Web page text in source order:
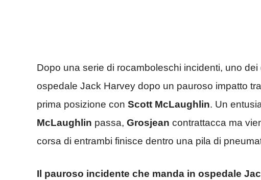
Dopo una serie di rocamboleschi incidenti, uno
ospedale Jack Harvey dopo un pauroso impatto
prima posizione con Scott McLaughlin. Un
McLaughlin passa, Grosjean contrattacca ma
corsa di entrambi finisce dentro una pila di
Il pauroso incidente che manda in ospedale